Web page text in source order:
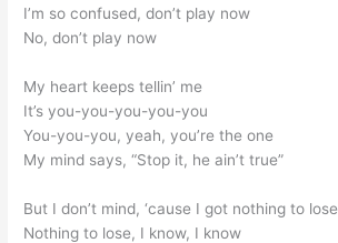
I’m so confused, don’t play now
No, don’t play now
My heart keeps tellin’ me
It’s you-you-you-you-you
You-you-you, yeah, you’re the one
My mind says, “Stop it, he ain’t true”
But I don’t mind, ‘cause I got nothing to lose
Nothing to lose, I know, I know